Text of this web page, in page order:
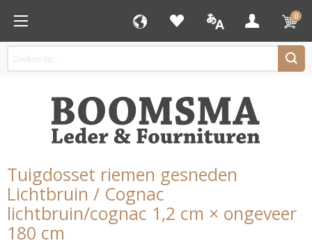
0
Tuigdosset riemen gesneden
Lichtbruin / Cognac
lichtbruin/cognac 1,2 cm × ongeveer
180 cm